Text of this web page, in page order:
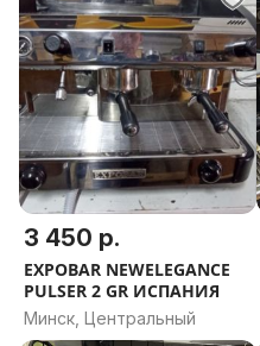
3 450 р.
EXPOBAR NEWELEGANCE
PULSER 2 GR ИСПАНИЯ
Минск, Центральный